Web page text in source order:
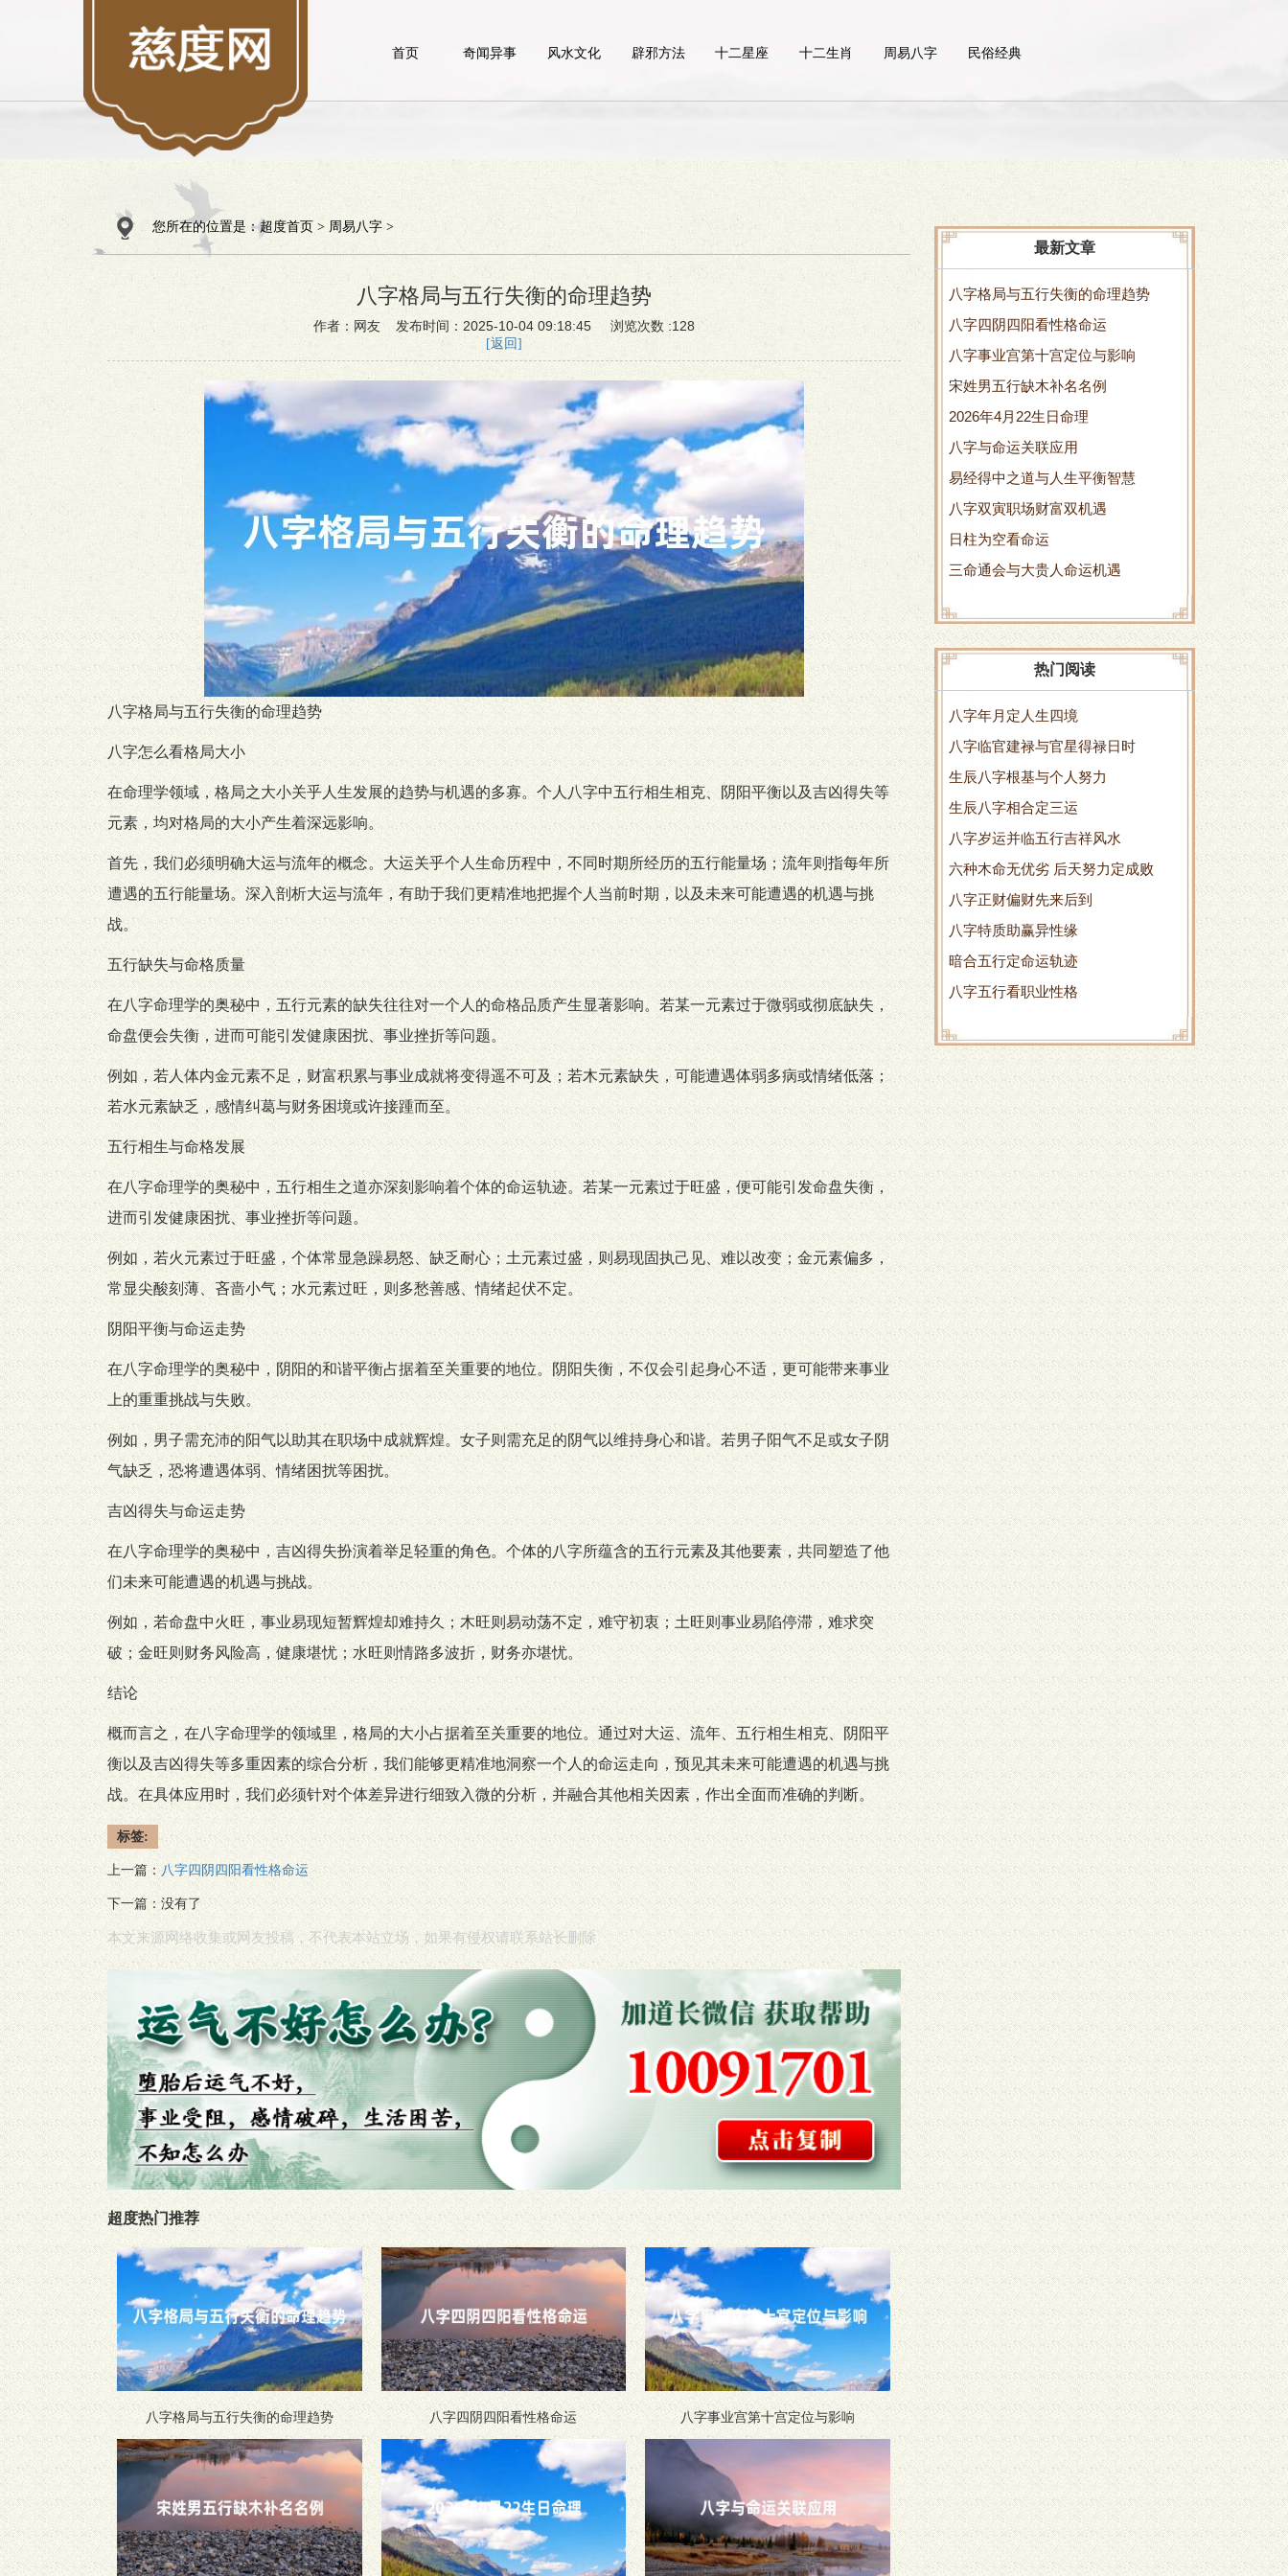
首页 奇闻异事 风水文化 辟邪方法 十二星座 十二生肖 周易八字 民俗经典
您所在的位置是：超度首页 > 周易八字>
八字格局与五行失衡的命理趋势
作者：网友 发布时间：2025-10-04 09:18:45 浏览次数 :128
[返回]
八字格局与五行失衡的命理趋势
八字怎么看格局大小
在命理学领域，格局之大小关乎人生发展的趋势与机遇的多寡。个人八字中五行相生相克、阴阳平衡以及吉凶得失等
元素，均对格局的大小产生着深远影响。
首先，我们必须明确大运与流年的概念。大运关乎个人生命历程中，不同时期所经历的五行能量场；流年则指每年所
遭遇的五行能量场。深入剖析大运与流年，有助于我们更精准地把握个人当前时期，以及未来可能遭遇的机遇与挑
战。
五行缺失与命格质量
在八字命理学的奥秘中，五行元素的缺失往往对一个人的命格品质产生显著影响。若某一元素过于微弱或彻底缺失，
命盘便会失衡，进而可能引发健康困扰、事业挫折等问题。
例如，若人体内金元素不足，财富积累与事业成就将变得遥不可及；若木元素缺失，可能遭遇体弱多病或情绪低落；
若水元素缺乏，感情纠葛与财务困境或许接踵而至。
五行相生与命格发展
在八字命理学的奥秘中，五行相生之道亦深刻影响着个体的命运轨迹。若某一元素过于旺盛，便可能引发命盘失衡，
进而引发健康困扰、事业挫折等问题。
例如，若火元素过于旺盛，个体常显急躁易怒、缺乏耐心；土元素过盛，则易现固执己见、难以改变；金元素偏多，
常显尖酸刻薄、吝啬小气；水元素过旺，则多愁善感、情绪起伏不定。
阴阳平衡与命运走势
在八字命理学的奥秘中，阴阳的和谐平衡占据着至关重要的地位。阴阳失衡，不仅会引起身心不适，更可能带来事业
上的重重挑战与失败。
例如，男子需充沛的阳气以助其在职场中成就辉煌。女子则需充足的阴气以维持身心和谐。若男子阳气不足或女子阴
气缺乏，恐将遭遇体弱、情绪困扰等困扰。
吉凶得失与命运走势
在八字命理学的奥秘中，吉凶得失扮演着举足轻重的角色。个体的八字所蕴含的五行元素及其他要素，共同塑造了他
们未来可能遭遇的机遇与挑战。
例如，若命盘中火旺，事业易现短暂辉煌却难持久；木旺则易动荡不定，难守初衷；土旺则事业易陷停滞，难求突
破；金旺则财务风险高，健康堪忧；水旺则情路多波折，财务亦堪忧。
结论
概而言之，在八字命理学的领域里，格局的大小占据着至关重要的地位。通过对大运、流年、五行相生相克、阴阳平
衡以及吉凶得失等多重因素的综合分析，我们能够更精准地洞察一个人的命运走向，预见其未来可能遭遇的机遇与挑
战。在具体应用时，我们必须针对个体差异进行细致入微的分析，并融合其他相关因素，作出全面而准确的判断。
标签:
上一篇：八字四阴四阳看性格命运
下一篇：没有了
本文来源网络收集或网友投稿，不代表本站立场，如果有侵权请联系站长删除
超度热门推荐
八字格局与五行失衡的命理趋势 八字四阴四阳看性格命运 八字事业宫第十宫定位与影响
最新文章
八字格局与五行失衡的命理趋势
八字四阴四阳看性格命运
八字事业宫第十宫定位与影响
宋姓男五行缺木补名名例
2026年4月22生日命理
八字与命运关联应用
易经得中之道与人生平衡智慧
八字双寅职场财富双机遇
日柱为空看命运
三命通会与大贵人命运机遇
热门阅读
八字年月定人生四境
八字临官建禄与官星得禄日时
生辰八字根基与个人努力
生辰八字相合定三运
八字岁运并临五行吉祥风水
六种木命无优劣 后天努力定成败
八字正财偏财先来后到
八字特质助赢异性缘
暗合五行定命运轨迹
八字五行看职业性格